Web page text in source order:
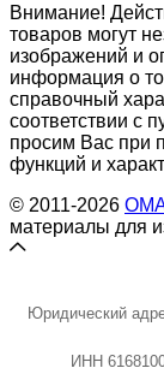
Внимание!
товаров могут
изображений и
информация о
справочный
соответствии с
просим Вас при
функций и
© 2011-2026
материалы для
Юридический
ИНН